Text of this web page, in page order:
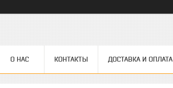
О НАС КОНТАКТЫ ДОСТАВКА И ОПЛАТА